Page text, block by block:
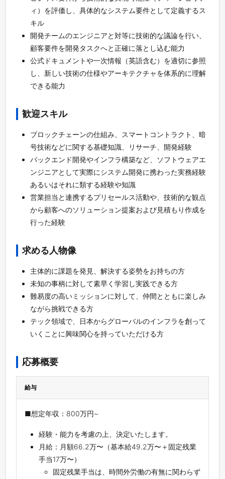
ィ）を評価し、具体的なシステム要件として定義するス
キル
開発チームのエンジニアと対等に技術的な議論を行い、
顧客要件を開発タスクへと正確に落とし込む能力
公式ドキュメントや一次情報（英語含む）を適切に参照
し、新しい技術の仕様やアーキテクチャを体系的に理解
できる能力
歓迎スキル
ブロックチェーンの仕組み、スマートコントラクト、暗
号技術などに関する基礎知識、リサーチ、開発経験
バックエンド開発やインフラ構築など、ソフトウェアエ
ンジニアとして実際にシステム開発に携わった実務経験
あるいはそれに類する経験や知識
営業担当と連携するプリセールス活動や、技術的な観点
から顧客へのソリューション提案および見積もり作成を
行った経験
求める人物像
主体的に課題を発見、解決する姿勢をお持ちの方
未知の事柄に対して素早く学習し実践できる方
難易度の高いミッションに対して、仲間とともに楽しみ
ながら挑戦できる方
テック領域で、日本からグローバルのインフラを創って
いくことに興味関心を持っていただける方
応募概要
給与
■想定年収：800万円~
経験・能力を考慮の上、決定いたします。
月給：月額66.2万〜（基本給49.2万〜＋固定残業
手当17万〜）
固定残業手当は、時間外労働の有無に関わらず